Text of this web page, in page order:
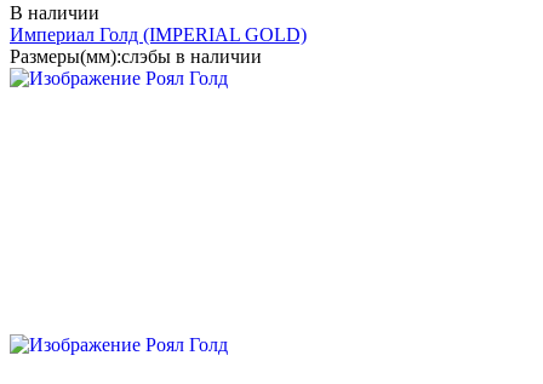
В наличии
Империал Голд (IMPERIAL GOLD)
Размеры(мм):слэбы в наличии